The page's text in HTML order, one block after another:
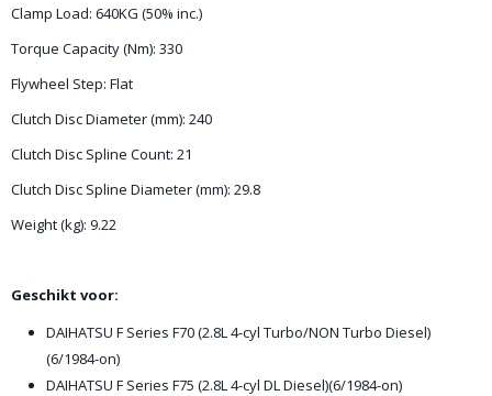
Clamp Load: 640KG (50% inc.)
Torque Capacity (Nm): 330
Flywheel Step: Flat
Clutch Disc Diameter (mm): 240
Clutch Disc Spline Count: 21
Clutch Disc Spline Diameter (mm): 29.8
Weight (kg): 9.22
Geschikt voor:
DAIHATSU F Series F70 (2.8L 4-cyl Turbo/NON Turbo Diesel)
(6/1984-on)
DAIHATSU F Series F75 (2.8L 4-cyl DL Diesel)(6/1984-on)